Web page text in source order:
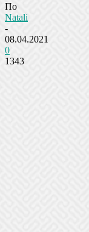
По
Natali
-
08.04.2021
0
1343